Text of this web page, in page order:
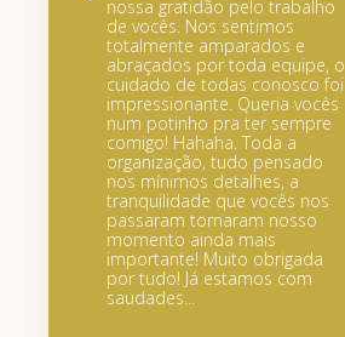
nossa gratidão pelo trabalho
de vocês. Nos sentimos
totalmente amparados e
abraçados por toda equipe, o
cuidado de todas conosco foi
impressionante. Queria vocês
num potinho pra ter sempre
comigo! Hahaha. Toda a
organização, tudo pensado
nos mínimos detalhes, a
tranquilidade que vocês nos
passaram tornaram nosso
momento ainda mais
importante! Muito obrigada
por tudo! Já estamos com
saudades...